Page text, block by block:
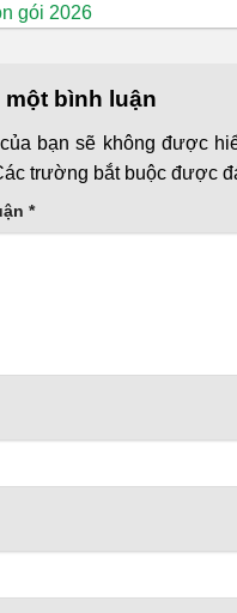
gói 2026
một bình luận
bạn sẽ không được
trường bắt buộc được
*